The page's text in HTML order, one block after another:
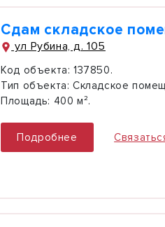
Сдам складское
ул Рубина, д. 105
Код объекта: 137850.
Тип объекта: Складское
Площадь: 400 м².
Подробнее